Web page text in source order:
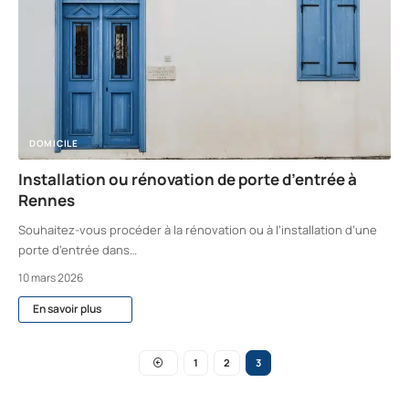
DOMICILE
Installation ou rénovation de porte d’entrée à
Rennes
Souhaitez-vous procéder à la rénovation ou à l’installation d’une
porte d’entrée dans…
10 mars 2026
En savoir plus
1 2 3